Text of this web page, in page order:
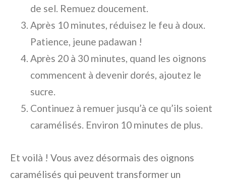
de sel. Remuez doucement.
Après 10 minutes, réduisez le feu à doux.
Patience, jeune padawan !
Après 20 à 30 minutes, quand les oignons
commencent à devenir dorés, ajoutez le
sucre.
Continuez à remuer jusqu’à ce qu’ils soient
caramélisés. Environ 10 minutes de plus.
Et voilà ! Vous avez désormais des oignons
caramélisés qui peuvent transformer un